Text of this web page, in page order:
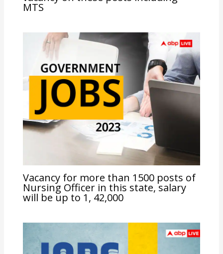
MTS
Vacancy for more than 1500 posts of
Nursing Officer in this state, salary
will be up to 1, 42,000